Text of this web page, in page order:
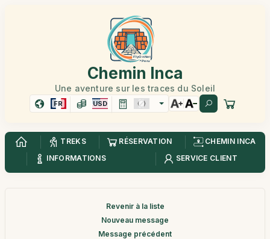
Chemin Inca
Une aventure sur les traces du Soleil
FR USD
TREKS RÉSERVATION
CHEMIN INCA
INFORMATIONS
SERVICE CLIENT
Revenir à la liste
Nouveau message
Message précédent